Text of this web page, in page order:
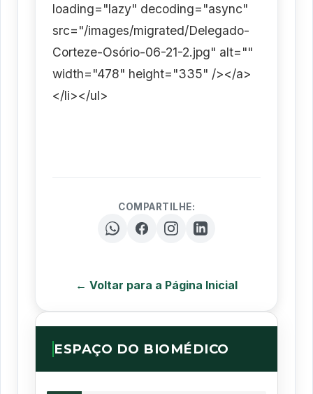
loading="lazy" decoding="async"
src="/images/migrated/Delegado-
Corteze-Osório-06-21-2.jpg" alt=""
width="478" height="335" /></a>
</li></ul>
COMPARTILHE:
← Voltar para a Página Inicial
ESPAÇO DO BIOMÉDICO